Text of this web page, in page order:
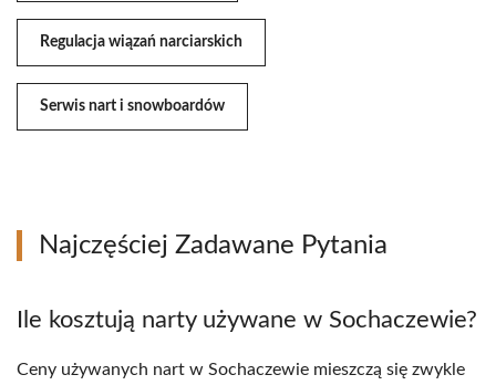
Regulacja wiązań narciarskich
Serwis nart i snowboardów
Najczęściej Zadawane Pytania
Ile kosztują narty używane w Sochaczewie?
Ceny używanych nart w Sochaczewie mieszczą się zwykle